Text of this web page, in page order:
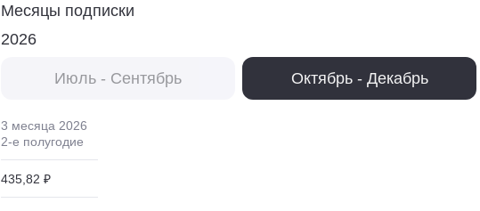
Месяцы подписки
2026
Июль - Сентябрь Октябрь - Декабрь
3 месяца 2026
2-е полугодие
435,82 ₽